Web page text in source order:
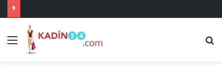
Menü